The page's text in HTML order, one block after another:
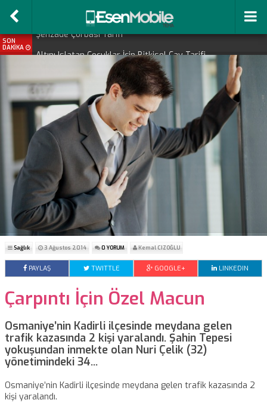
SON
DAKİKA
Doğal Bebek Deterjanı
Televizyonun Çocuklar İçin Tehlikeleri
Çocuk Gelişiminde En Önemli Besin Süt
Şehzade Çorbası Tarifi
Sağlık 3 Ağustos 2014 0 YORUM Kemal CIZOĞLU
PAYLAŞ TWITTLE GOOGLE+ LINKEDIN
Çarpıntı İçin Özel Macun
Osmaniye’nin Kadirli ilçesinde meydana gelen
trafik kazasında 2 kişi yaralandı. Şahin Tepesi
yokuşundan inmekte olan Nuri Çelik (32)
yönetimindeki 34...
Osmaniye’nin Kadirli ilçesinde meydana gelen trafik kazasında 2
kişi yaralandı.